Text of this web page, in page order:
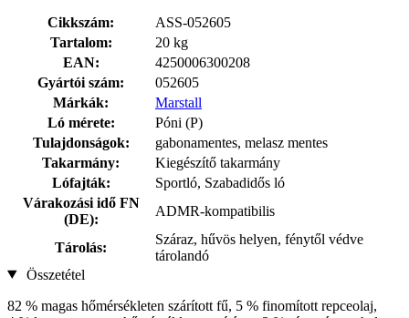
Cikkszám:
ASS-052605
Tartalom:
20 kg
EAN:
4250006300208
Gyártói szám:
052605
Márkák:
Marstall
Ló mérete:
Póni (P)
Tulajdonságok:
gabonamentes, melasz mentes
Takarmány:
Kiegészítő takarmány
Lófajták:
Sportló, Szabadidős ló
Várakozási idő FN
(DE):
ADMR-kompatibilis
Tárolás:
Száraz, hűvös helyen, fénytől védve
tárolandó
Összetétel
82 % magas hőmérsékleten szárított fű, 5 % finomított repceolaj,